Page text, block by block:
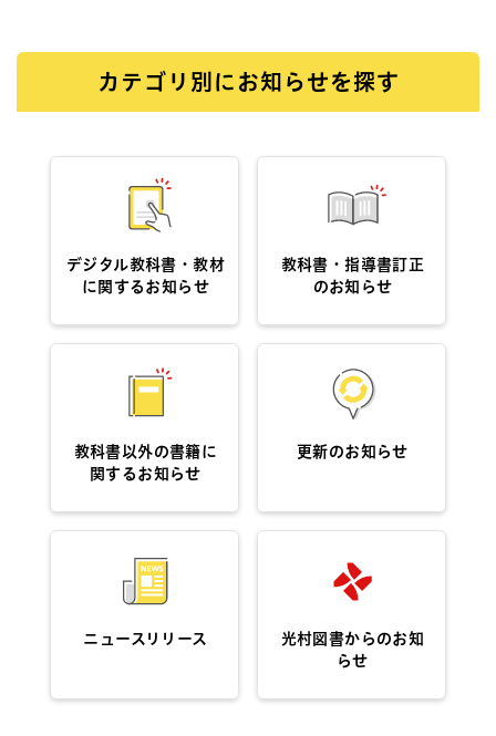
カテゴリ別にお知らせを探す
デジタル教科書・教材
に関するお知らせ
教科書・指導書訂正
のお知らせ
教科書以外の書籍に
関するお知らせ
更新のお知らせ
ニュースリリース
光村図書からのお知
らせ